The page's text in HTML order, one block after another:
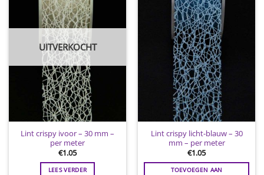
wenslijst
UITVERKOCHT
Lint crispy ivoor – 30 mm –
per meter
€1.05
LEES VERDER
wenslijst
Lint crispy licht-blauw – 30
mm – per meter
€1.05
TOEVOEGEN AAN